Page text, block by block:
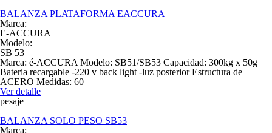
BALANZA PLATAFORMA EACCURA
Marca:
E-ACCURA
Modelo:
SB 53
Marca: é-ACCURA Modelo: SB51/SB53 Capacidad: 300kg x 50g
Bateria recargable -220 v back light -luz posterior Estructura de
ACERO Medidas: 60
Ver detalle
pesaje
BALANZA SOLO PESO SB53
Marca: